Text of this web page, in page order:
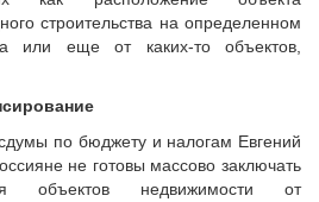
строительства на определенном
или еще от каких-то объектов,
по бюджету и налогам Евгений
не готовы массово заключать
объектов недвижимости от